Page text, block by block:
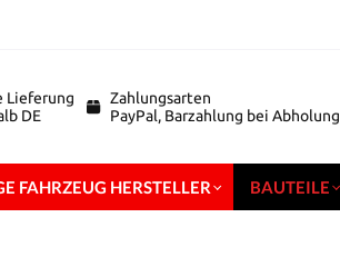
Lieferung
DE
Zahlungsarten
PayPal, Barzahlung bei Abholung
FAHRZEUG HERSTELLER BAUTEILE